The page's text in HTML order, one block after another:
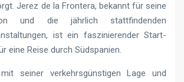
Jerez de la Frontera, bekannt für seine
und die jährlich stattfindenden
ist ein faszinierender Start-
eine Reise durch Südspanien.
seiner verkehrsgünstigen Lage und